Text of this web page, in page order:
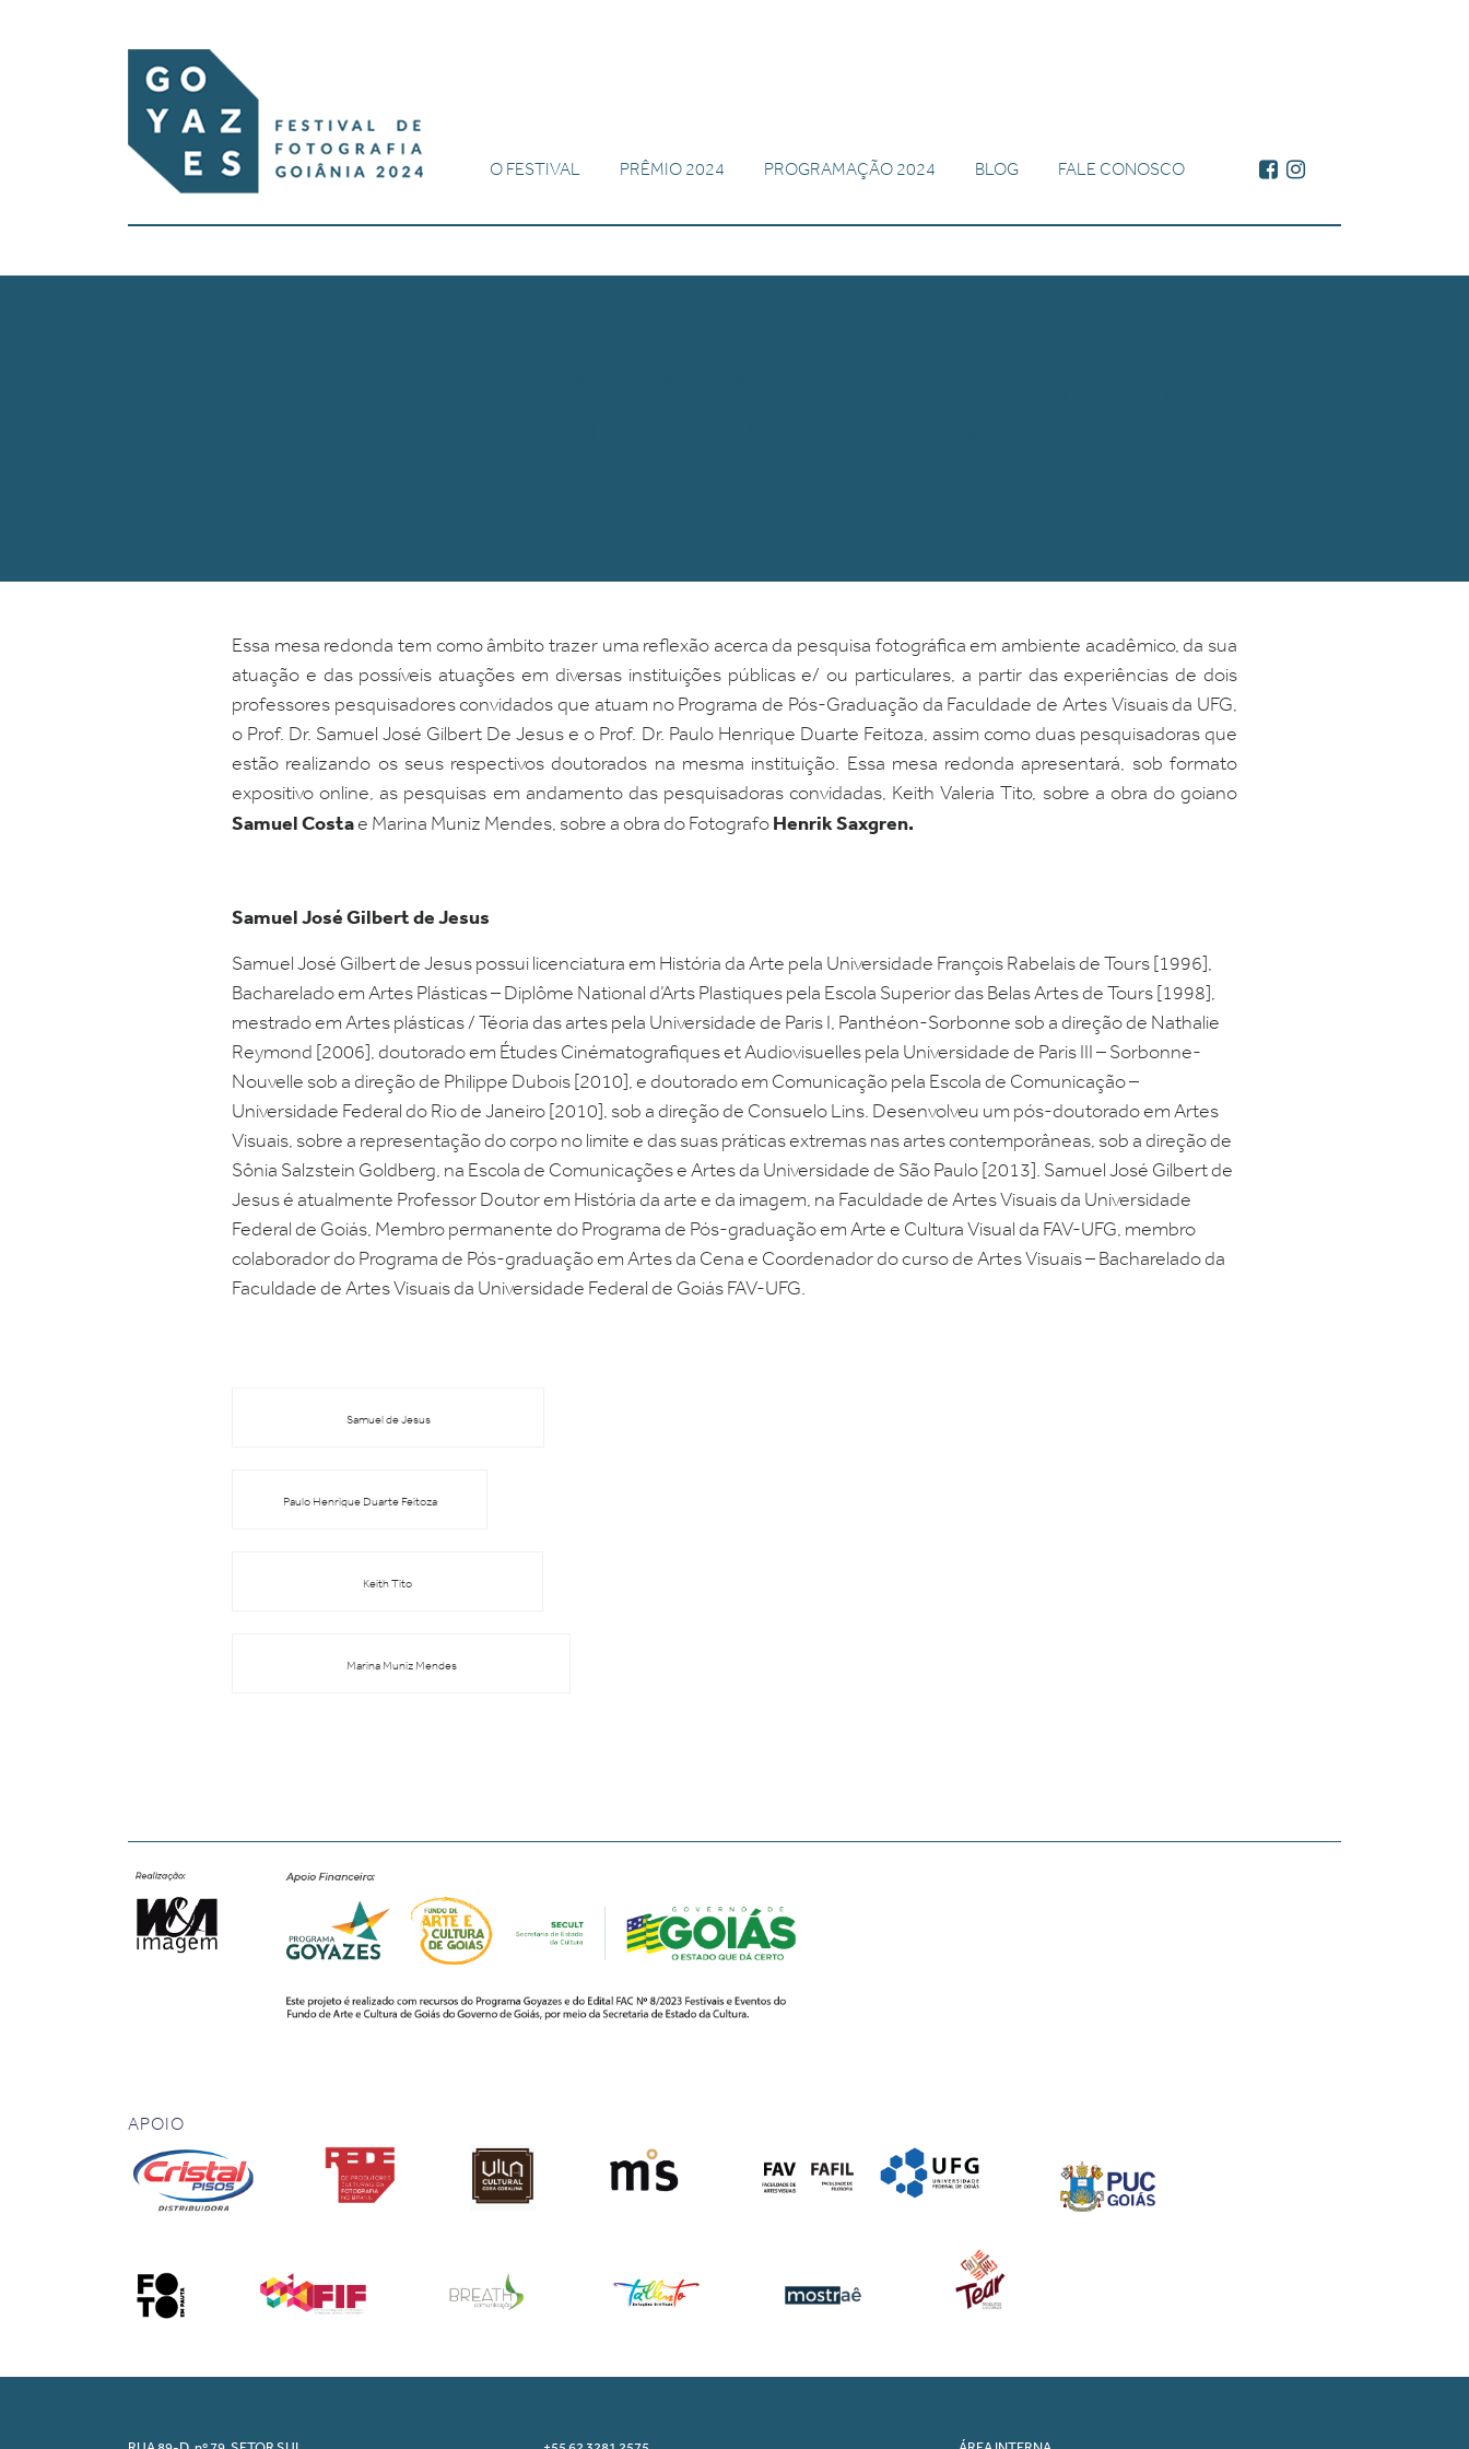
O FESTIVAL PRÊMIO 2024 PROGRAMAÇÃO 2024 BLOG FALE CONOSCO
Essa mesa redonda tem como âmbito trazer uma reflexão acerca da pesquisa fotográfica em ambiente acadêmico, da sua
atuação e das possíveis atuações em diversas instituições públicas e/ ou particulares, a partir das experiências de dois
professores pesquisadores convidados que atuam no Programa de Pós-Graduação da Faculdade de Artes Visuais da UFG,
o Prof. Dr. Samuel José Gilbert De Jesus e o Prof. Dr. Paulo Henrique Duarte Feitoza, assim como duas pesquisadoras que
estão realizando os seus respectivos doutorados na mesma instituição. Essa mesa redonda apresentará, sob formato
expositivo online, as pesquisas em andamento das pesquisadoras convidadas, Keith Valeria Tito, sobre a obra do goiano
Samuel Costae Marina Muniz Mendes, sobre a obra do FotografoHenrik Saxgren.
Samuel José Gilbert de Jesus
Samuel José Gilbert de Jesus possui licenciatura em História da Arte pela Universidade François Rabelais de Tours [1996],
Bacharelado em Artes Plásticas – Diplôme National d’Arts Plastiques pela Escola Superior das Belas Artes de Tours [1998],
mestrado em Artes plásticas / Téoria das artes pela Universidade de Paris I, Panthéon-Sorbonne sob a direção de Nathalie
Reymond [2006], doutorado em Études Cinématografiques et Audiovisuelles pela Universidade de Paris III – Sorbonne-
Nouvelle sob a direção de Philippe Dubois [2010], e doutorado em Comunicação pela Escola de Comunicação –
Universidade Federal do Rio de Janeiro [2010], sob a direção de Consuelo Lins. Desenvolveu um pós-doutorado em Artes
Visuais, sobre a representação do corpo no limite e das suas práticas extremas nas artes contemporâneas, sob a direção de
Sônia Salzstein Goldberg, na Escola de Comunicações e Artes da Universidade de São Paulo [2013]. Samuel José Gilbert de
Jesus é atualmente Professor Doutor em História da arte e da imagem, na Faculdade de Artes Visuais da Universidade
Federal de Goiás, Membro permanente do Programa de Pós-graduação em Arte e Cultura Visual da FAV-UFG, membro
colaborador do Programa de Pós-graduação em Artes da Cena e Coordenador do curso de Artes Visuais – Bacharelado da
Faculdade de Artes Visuais da Universidade Federal de Goiás FAV-UFG.
Samuel de Jesus
Paulo Henrique Duarte Feitoza
Keith Tito
Marina Muniz Mendes
APOIO